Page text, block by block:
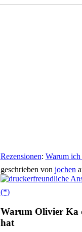
Rezensionen: Warum ich
geschrieben von jochen
(*)
Warum Olivier Ka
hat